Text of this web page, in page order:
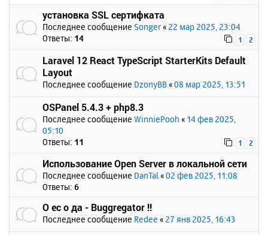
установка SSL сертифката
Последнее сообщение Songer « 22 мар 2025, 23:04
Ответы: 14 1 2
Laravel 12 React TypeScript StarterKits Default
Layout
Последнее сообщение DzonyBB «08 мар 2025, 13:51
OSPanel 5.4.3 + php8.3
Последнее сообщение WinniePooh « 14 фев 2025,
05:10
Ответы: 11 1 2
Использование Open Server в локальной сети
Последнее сообщение DanTal «02 фев 2025, 11:08
Ответы: 6
О ес о да - Buggregator !!
Последнее сообщение Redee « 27 янв 2025, 16:43